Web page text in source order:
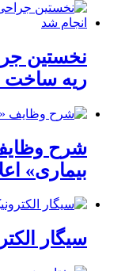
نخستین
ریه ساخت
شرح
بیماری»
سیگار